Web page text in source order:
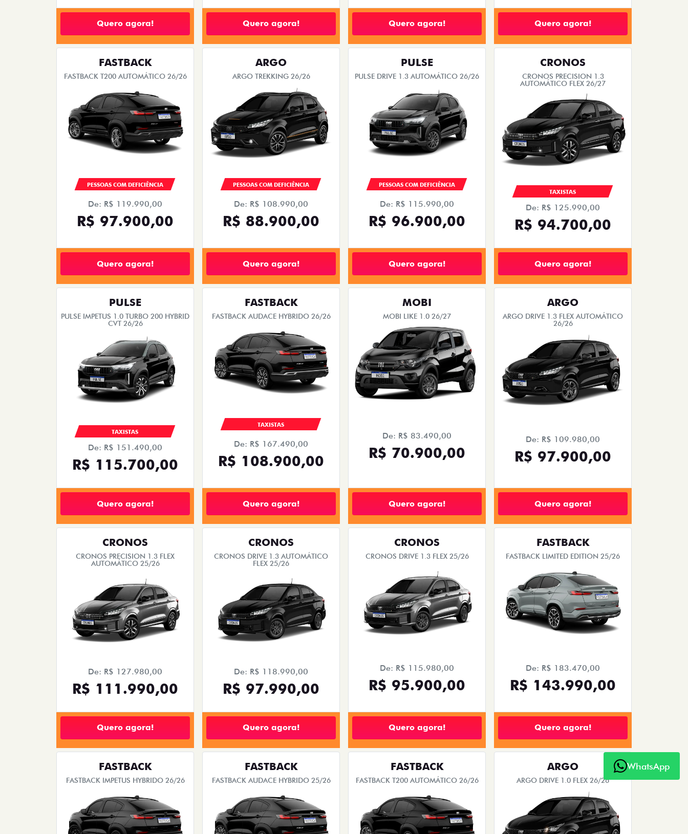
Quero agora! Quero agora! Quero agora! Quero agora!
FASTBACK
FASTBACK T200 AUTOMÁTICO 26/26
PESSOAS COM DEFICIÊNCIA
De: R$ 119.990,00
R$ 97.900,00
Quero agora!
ARGO
ARGO TREKKING 26/26
PESSOAS COM DEFICIÊNCIA
De: R$ 108.990,00
R$ 88.900,00
Quero agora!
PULSE
PULSE DRIVE 1.3 AUTOMÁTICO 26/26
PESSOAS COM DEFICIÊNCIA
De: R$ 115.990,00
R$ 96.900,00
Quero agora!
CRONOS
CRONOS PRECISION 1.3
AUTOMÁTICO FLEX 26/27
TAXISTAS
De: R$ 125.990,00
R$ 94.700,00
Quero agora!
PULSE
PULSE IMPETUS 1.0 TURBO 200 HYBRID
CVT 26/26
TAXISTAS
De: R$ 151.490,00
R$ 115.700,00
Quero agora!
FASTBACK
FASTBACK AUDACE HYBRIDO 26/26
TAXISTAS
De: R$ 167.490,00
R$ 108.900,00
Quero agora!
MOBI
MOBI LIKE 1.0 26/27
De: R$ 83.490,00
R$ 70.900,00
Quero agora!
ARGO
ARGO DRIVE 1.3 FLEX AUTOMÁTICO
26/26
De: R$ 109.980,00
R$ 97.900,00
Quero agora!
CRONOS
CRONOS PRECISION 1.3 FLEX
AUTOMÁTICO 25/26
De: R$ 127.980,00
R$ 111.990,00
Quero agora!
CRONOS
CRONOS DRIVE 1.3 AUTOMÁTICO
FLEX 25/26
De: R$ 118.990,00
R$ 97.990,00
Quero agora!
CRONOS
CRONOS DRIVE 1.3 FLEX 25/26
De: R$ 115.980,00
R$ 95.900,00
Quero agora!
FASTBACK
FASTBACK LIMITED EDITION 25/26
De: R$ 183.470,00
R$ 143.990,00
Quero agora!
FASTBACK
FASTBACK IMPETUS HYBRIDO 26/26
FASTBACK
FASTBACK AUDACE HYBRIDO 25/26
FASTBACK
FASTBACK T200 AUTOMÁTICO 26/26
ARGO
ARGO DRIVE 1.0 FLEX 26/26
WhatsApp